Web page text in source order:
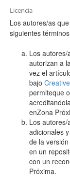
Licencia
Los autores/as
siguientes
Los
autorizan a
vez el
bajo
permiteque
enZona
Los
adicionales
de la
en un
con un
Próxima.